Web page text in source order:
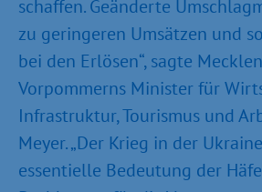
schaffen. Geänderte
zu geringeren Umsätzen und
bei den Erlösen“, sagte
Vorpommerns Minister für
Infrastruktur, Tourismus und
Meyer. „Der Krieg in der
essentielle Bedeutung der